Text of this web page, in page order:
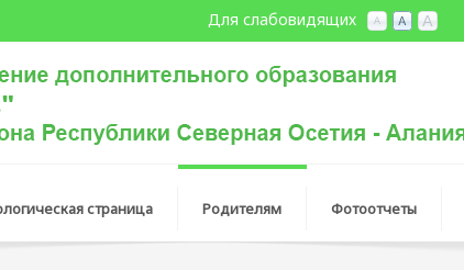
Для слабовидящих
страница Родителям Фотоотчеты